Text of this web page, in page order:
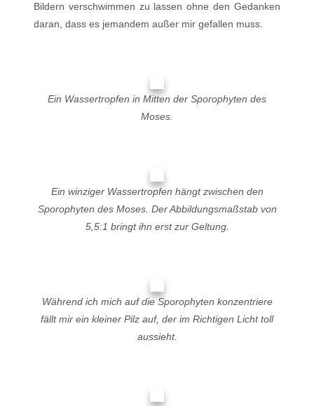
Bildern verschwimmen zu lassen ohne den Gedanken
daran, dass es jemandem außer mir gefallen muss.
Ein Wassertropfen in Mitten der Sporophyten des
Moses.
Ein winziger Wassertropfen hängt zwischen den
Sporophyten des Moses. Der Abbildungsmaßstab von
5,5:1 bringt ihn erst zur Geltung.
Während ich mich auf die Sporophyten konzentriere
fällt mir ein kleiner Pilz auf, der im Richtigen Licht toll
aussieht.